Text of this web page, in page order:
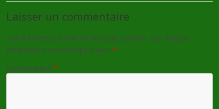
Laisser un commentaire
Votre adresse e-mail ne sera pas publiée. Les champs
obligatoires sont indiqués avec*
Commentaire*